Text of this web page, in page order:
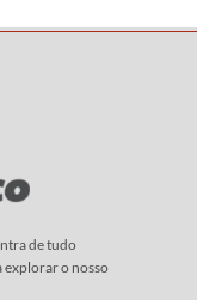
de tudo
explorar o nosso